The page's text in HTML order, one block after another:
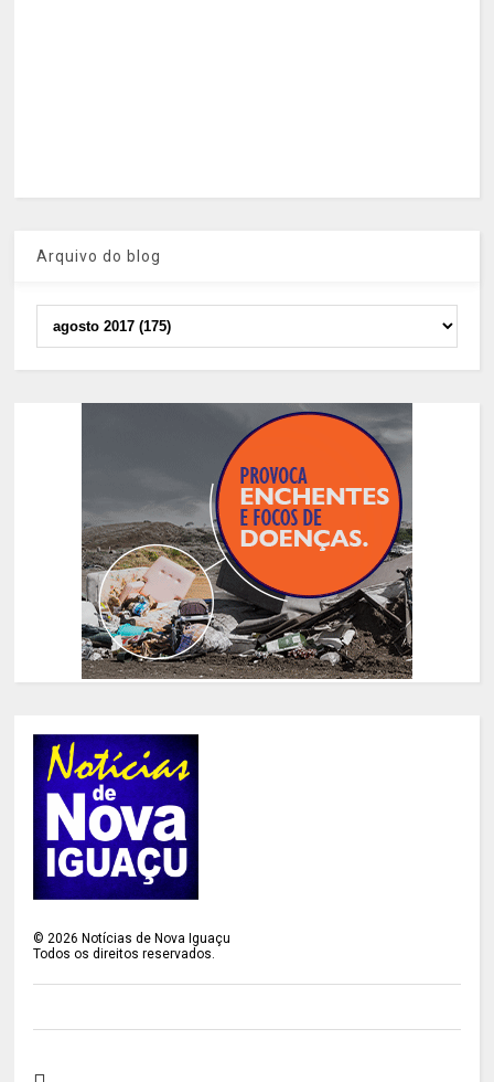
Arquivo do blog
©2026 Notícias de Nova Iguaçu
Todos os direitos reservados.